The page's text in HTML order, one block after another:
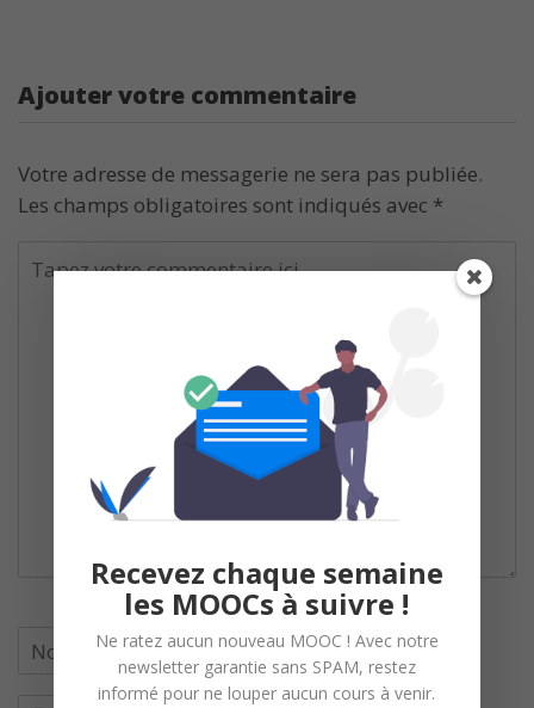
Ajouter votre commentaire
Votre adresse de messagerie ne sera pas publiée.
Les champs obligatoires sont indiqués avec *
Recevez chaque semaine
les MOOCs à suivre !
Ne ratez aucun nouveau MOOC ! Avec notre
newsletter garantie sans SPAM, restez
informé pour ne louper aucun cours à venir.